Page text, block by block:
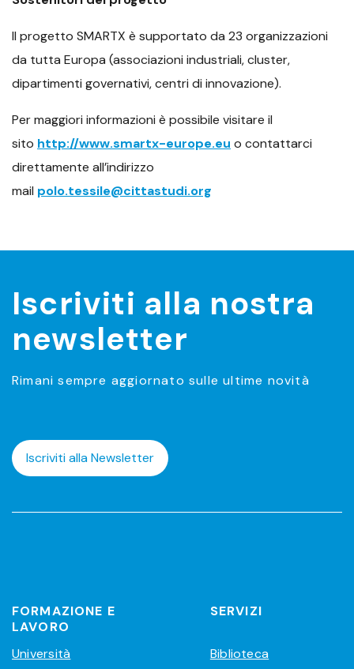
Il progetto SMARTX è supportato da 23 organizzazioni
da tutta Europa (associazioni industriali, cluster,
dipartimenti governativi, centri di innovazione).
Per maggiori informazioni è possibile visitare il
sito http://www.smartx-europe.eu o contattarci
direttamente all’indirizzo
mail polo.tessile@cittastudi.org
Iscriviti alla nostra
newsletter
Rimani sempre aggiornato sulle ultime novità
Iscriviti alla Newsletter
FORMAZIONE E
LAVORO
Università
SERVIZI
Biblioteca